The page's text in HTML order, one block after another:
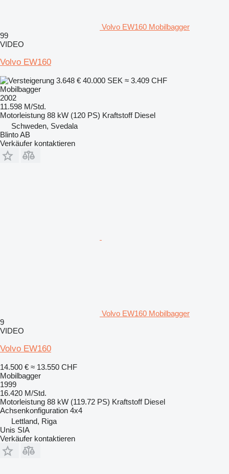
Volvo EW160 Mobilbagger
99
VIDEO
Volvo EW160
3.648 € 40.000 SEK ≈ 3.409 CHF
Mobilbagger
2002
11.598 M/Std.
Motorleistung 88 kW (120 PS) Kraftstoff Diesel
Schweden, Svedala
Blinto AB
Verkäufer kontaktieren
Volvo EW160 Mobilbagger
9
VIDEO
Volvo EW160
14.500 € ≈ 13.550 CHF
Mobilbagger
1999
16.420 M/Std.
Motorleistung 88 kW (119.72 PS) Kraftstoff Diesel
Achsenkonfiguration 4x4
Lettland, Riga
Unis SIA
Verkäufer kontaktieren